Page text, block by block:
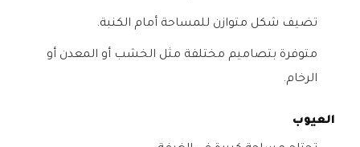
تضيف شكل متوازن للمساحة أمام الكنبة.
متوفرة بتصاميم مختلفة مثل الخشب أو المعدن أو
الرخام.
العيوب